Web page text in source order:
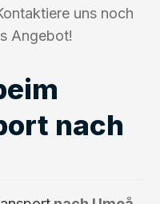
uns noch
Angebot!
nach